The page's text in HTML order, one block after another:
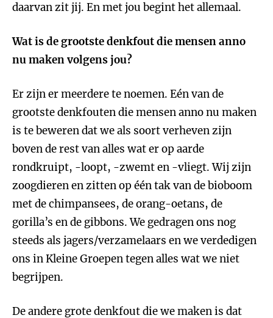
daarvan zit jij. En met jou begint het allemaal.
Wat is de grootste denkfout die mensen anno
nu maken volgens jou?
Er zijn er meerdere te noemen. Eén van de
grootste denkfouten die mensen anno nu maken
is te beweren dat we als soort verheven zijn
boven de rest van alles wat er op aarde
rondkruipt, -loopt, -zwemt en -vliegt. Wij zijn
zoogdieren en zitten op één tak van de bioboom
met de chimpansees, de orang-oetans, de
gorilla’s en de gibbons. We gedragen ons nog
steeds als jagers/verzamelaars en we verdedigen
ons in Kleine Groepen tegen alles wat we niet
begrijpen.
De andere grote denkfout die we maken is dat